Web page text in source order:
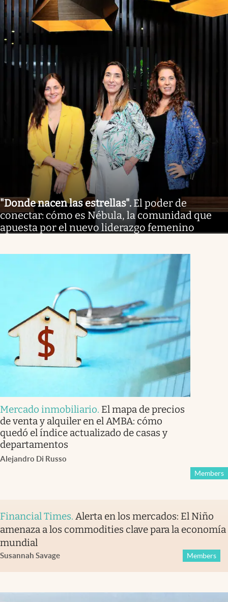
"Donde nacen las estrellas". El poder de
conectar: cómo es Nébula, la comunidad que
apuesta por el nuevo liderazgo femenino
Mercado inmobiliario. El mapa de precios
de venta y alquiler en el AMBA: cómo
quedó el índice actualizado de casas y
departamentos
Alejandro Di Russo
Members
Financial Times. Alerta en los mercados: El Niño
amenaza a los commodities clave para la economía
mundial
Susannah Savage Members